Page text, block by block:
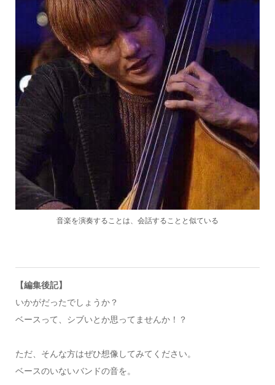
音楽を演奏することは、会話することと似ている
【編集後記】
いかがだったでしょうか？
ベースって、シブいとか思ってませんか！？
ただ、そんな方はぜひ想像してみてください。
ベースのいないバンドの音を。